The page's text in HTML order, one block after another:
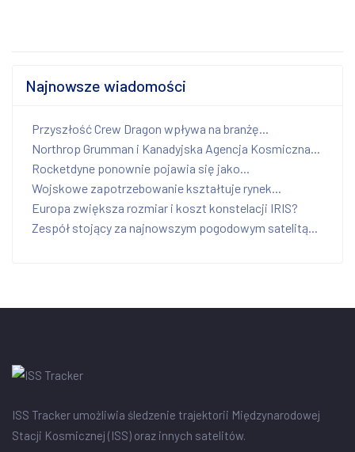
Najnowsze wiadomości
Przyszłość Crew Dragon wpływa na branżę...
Northrop Grumman i Kanadyjska Agencja Kosmiczna...
Rocketdyne ponownie pojawia się jako...
Wojskowe zapotrzebowanie kształtuje rynek...
Europa zwiększa rozmiar i koszt konstelacji IRIS?
Zespół stojący za najnowszym pogodowym satelitą...
ISS Tracker umożliwia śledzenie trajektorii Międzynarodowej
Stacji Kosmicznej (ISS) oraz innych satelitów.